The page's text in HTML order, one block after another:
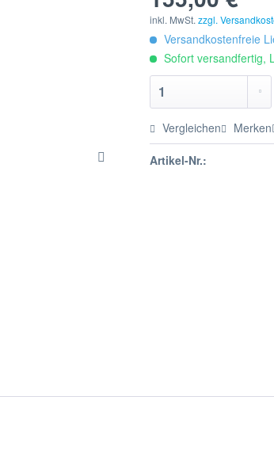
inkl. MwSt.zzgl.
Versandkostenfreie
Sofort versandfertig,
Vergleichen Merken
Artikel-Nr.: